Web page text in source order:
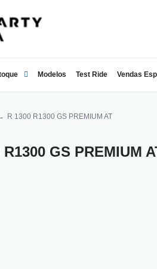
Modelos Test Ride Vendas
R 1300 R1300 GS PREMIUM AT
R1300 GS PREMIUM